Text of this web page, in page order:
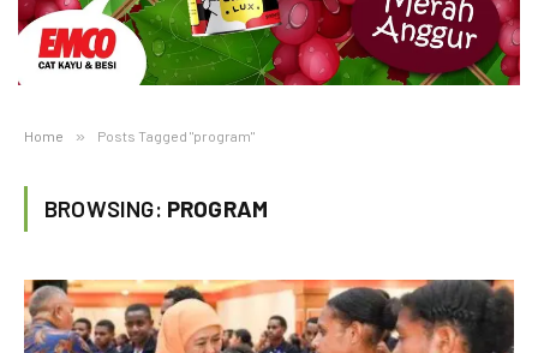
Home » Posts Tagged "program"
BROWSING: PROGRAM